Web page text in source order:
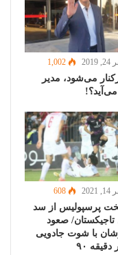
1,002
می‌شود، مدیر
608
پرسپولیس از سد
تاجیکستان/ صعود
با شوت جادویی
۹۰